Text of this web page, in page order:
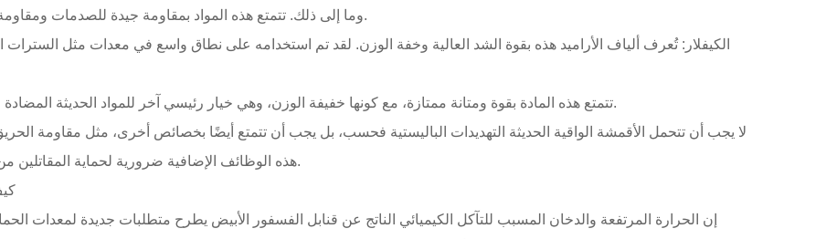
والبولي إيثيلين عالي الوزن الجزيئي (UHMWPE)، وما إلى ذلك. تتمتع هذه المواد بمقاومة جيدة للصدمات ومقاومة للثقب.
الكيفلار: تُعرف ألياف الأراميد هذه بقوة الشد العالية وخفة الوزن. لقد تم استخدامه على نطاق واسع في معدات مثل
البولي إيثيلين عالي الوزن الجزيئي (UHMWPE): تتمتع هذه المادة بقوة ومتانة ممتازة، مع كونها خفيفة الوزن، وهي خيار رئيسي آخر للمواد الحديثة المضادة للرصاص.
لا يجب أن تتحمل الأقمشة الواقية الحديثة التهديدات الباليستية فحسب، بل يجب أن تتمتع أيضًا بخصائص أخرى، مثل مقاومة
هذه الوظائف الإضافية ضرورية لحماية المقاتلين من التهديدات الخاصة مثل الفسفور الأبيض والمواد الكيميائية.
3.
إن الحرارة المرتفعة والدخان المسبب للتآكل الكيميائي الناتج عن قنابل الفسفور الأبيض يطرح متطلبات جديدة لمعدات